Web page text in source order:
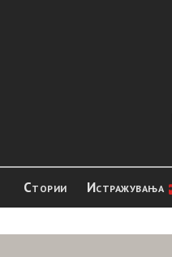
Стории Истражувањa